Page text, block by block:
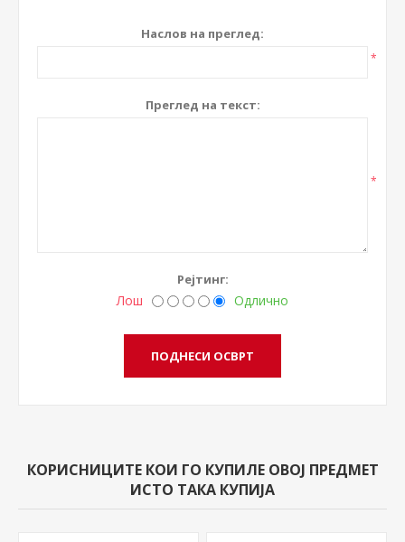
Наслов на преглед:
*
Преглед на текст:
*
Рејтинг:
Лош Одлично
КОРИСНИЦИТЕ КОИ ГО КУПИЛЕ ОВОЈ ПРЕДМЕТ
ИСТО ТАКА КУПИЈА